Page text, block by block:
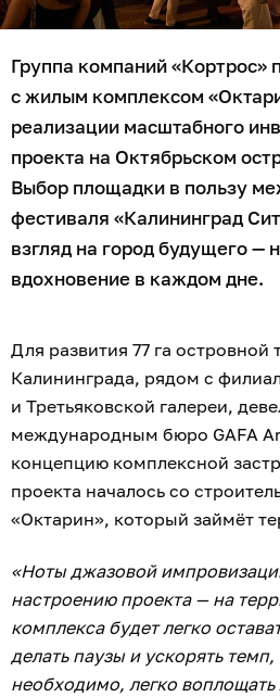
Группа компаний «Кортрос»
с жилым комплексом
реализации масштабного
проекта на Октябрьском
Выбор площадки в пользу
фестиваля «Калининград
взгляд на город будущего —
вдохновение в каждом дне.
Для развития 77 га островной
Калининграда, рядом с
и Третьяковской галереи,
международным бюро GAFA
концепцию комплексной
проекта началось со
«Октарин», который займёт
«Ноты джазовой
настроению проекта — на
комплекса будет легко
делать паузы и ускорять темп,
необходимо, легко